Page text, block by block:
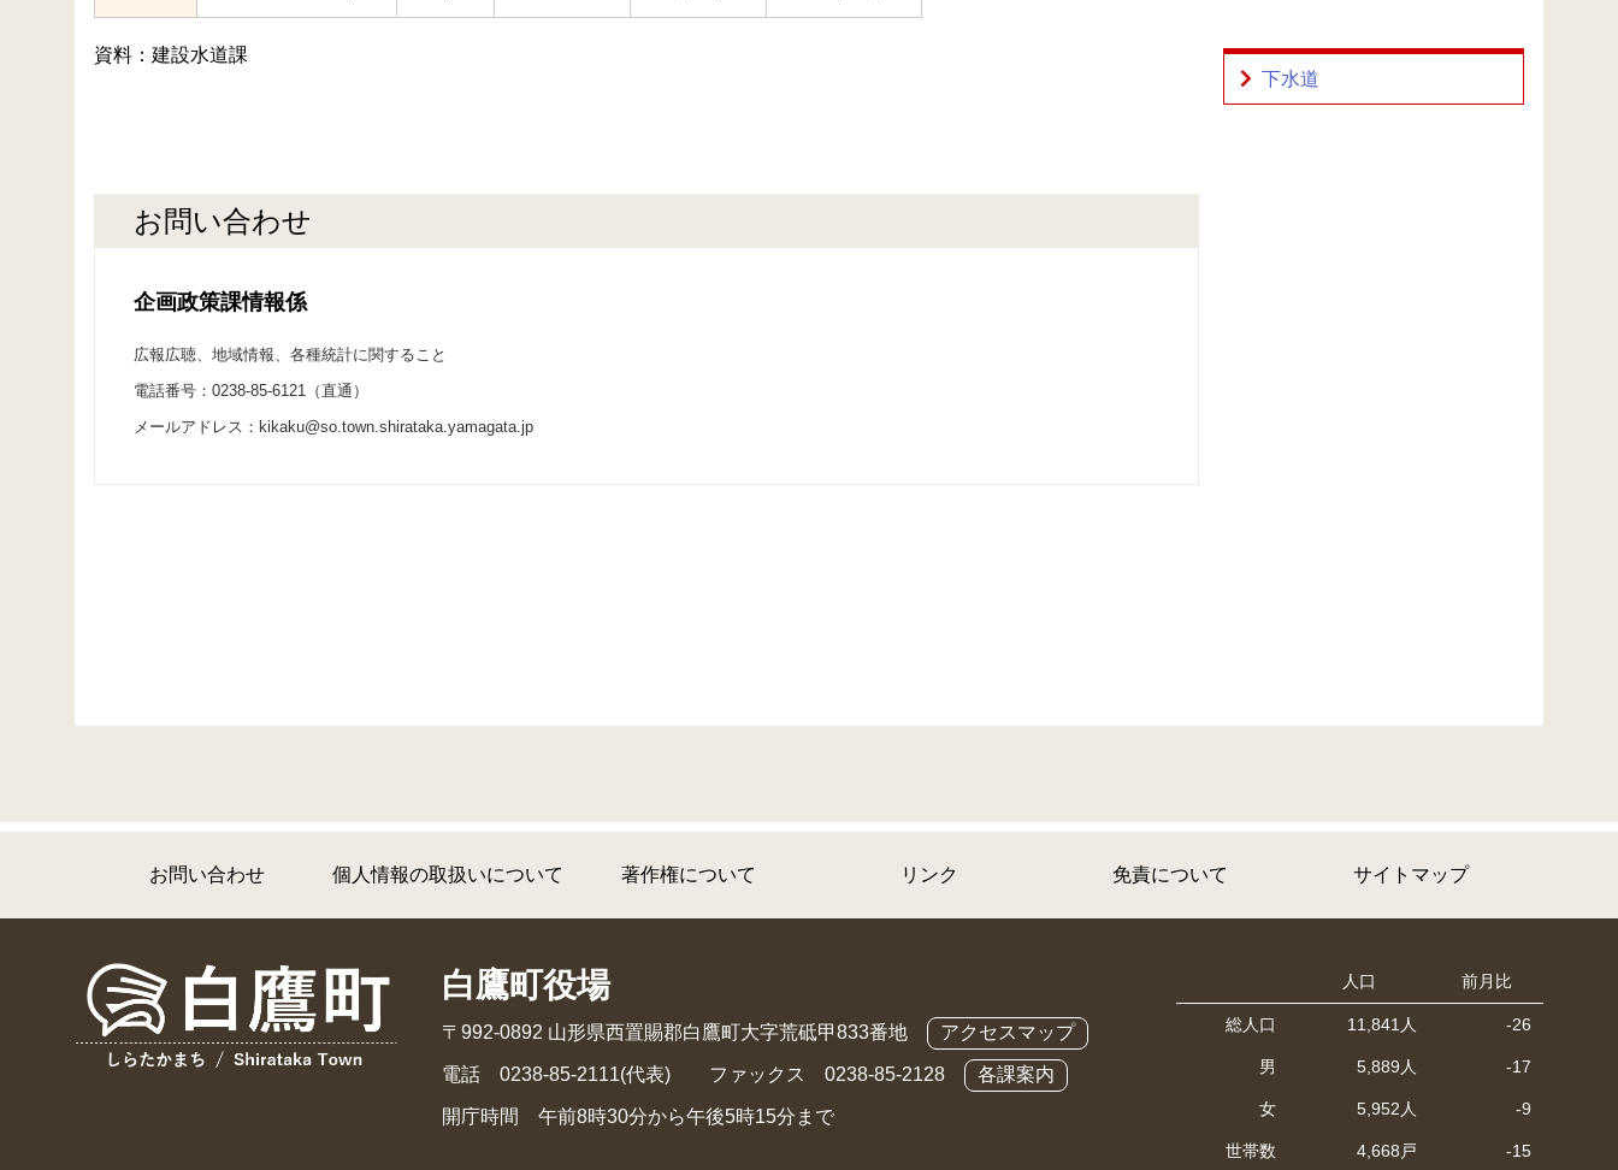
資料：建設水道課
お問い合わせ
企画政策課情報係
広報広聴、地域情報、各種統計に関すること
電話番号：0238-85-6121（直通）
メールアドレス：kikaku@so.town.shirataka.yamagata.jp
下水道
お問い合わせ 個人情報の取扱いについて 著作権について リンク 免責について サイトマップ
白鷹町役場
〒992-0892 山形県西置賜郡白鷹町大字荒砥甲833番地 アクセスマップ
電話 0238-85-2111(代表) ファックス 0238-85-2128 各課案内
開庁時間 午前8時30分から午後5時15分まで
人口 前月比
総人口 11,841人 -26
男 5,889人 -17
女 5,952人 -9
世帯数 4,668戸 -15